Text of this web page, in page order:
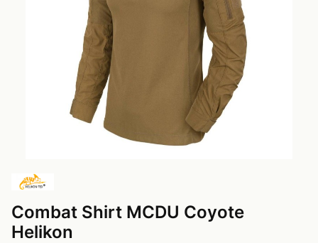
Combat Shirt MCDU Coyote
Helikon